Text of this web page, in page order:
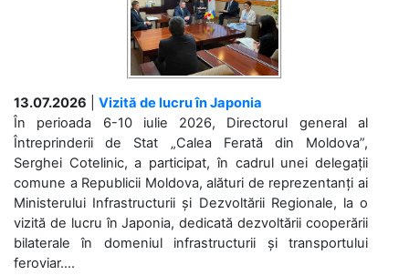
13.07.2026
Vizită de lucru în Japonia
În perioada 6-10 iulie 2026, Directorul general al
Întreprinderii de Stat „Calea Ferată din Moldova”,
Serghei Cotelinic, a participat, în cadrul unei delegații
comune a Republicii Moldova, alături de reprezentanți ai
Ministerului Infrastructurii și Dezvoltării Regionale, la o
vizită de lucru în Japonia, dedicată dezvoltării cooperării
bilaterale în domeniul infrastructurii și transportului
feroviar....